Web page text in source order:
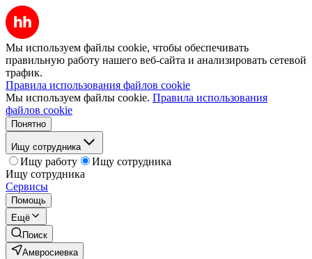
Мы используем файлы cookie, чтобы обеспечивать
правильную работу нашего веб-сайта и анализировать сетевой
трафик.
Правила использования файлов cookie
Мы используем файлы cookie. Правила использования
файлов cookie
Понятно
Ищу сотрудника
Ищу работу
Ищу сотрудника
Ищу сотрудника
Сервисы
Помощь
Ещё
Поиск
Амвросиевка